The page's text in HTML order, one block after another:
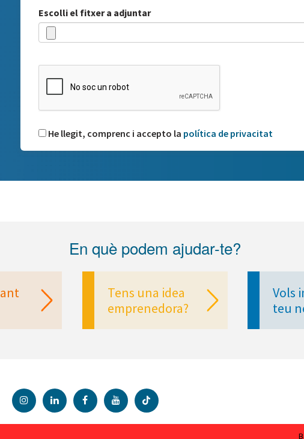
Escolli el fitxer a adjuntar
He llegit, comprenc i accepto la política de privacitat
En què podem ajudar-te?
Tens una idea
emprenedora?
Vols
teu